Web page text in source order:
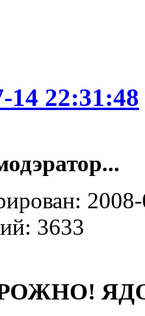
14 22:31:48
3633